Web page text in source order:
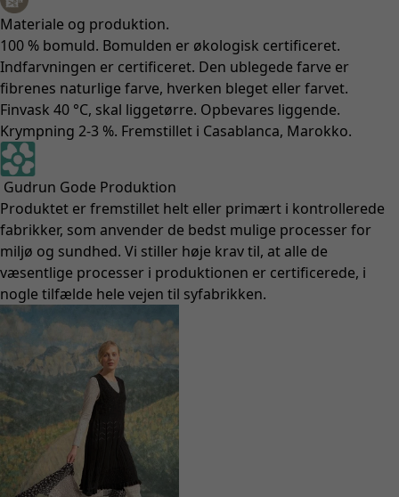
Materiale og produktion.
100 % bomuld. Bomulden er økologisk certificeret.
Indfarvningen er certificeret. Den ublegede farve er
fibrenes naturlige farve, hverken bleget eller farvet.
Finvask 40 °C, skal liggetørre. Opbevares liggende.
Krympning 2-3 %. Fremstillet i Casablanca, Marokko.
Gudrun Gode Produktion
Produktet er fremstillet helt eller primært i kontrollerede
fabrikker, som anvender de bedst mulige processer for
miljø og sundhed. Vi stiller høje krav til, at alle de
væsentlige processer i produktionen er certificerede, i
nogle tilfælde hele vejen til syfabrikken.